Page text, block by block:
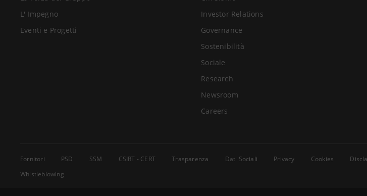
L' Impegno
Eventi e Progetti
Investor Relations
Governance
Sostenibilità
Sociale
Research
Newsroom
Careers
Fornitori PSD SSM CSIRT - CERT Trasparenza Dati Sociali Privacy Cookies
Whistleblowing